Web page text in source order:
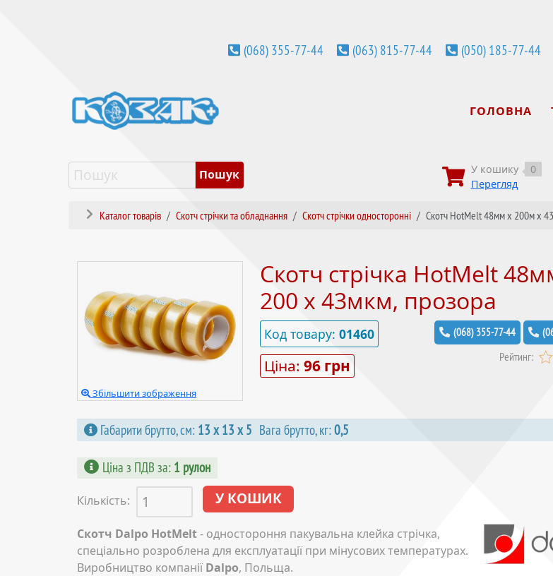
(068) 355-77-44 (063) 815-77-44 (050) 185-77-44
ГОЛОВНА
У кошику
0
Перегляд
Каталог товарів Скотч стрічки та обладнання Скотч стрічки односторонні Скотч HotMelt 48мм х 200м х
Збільшити зображення
Скотч стрічка HotMelt
200 х 43мкм, прозора
(068) 355-77-44
Рейтинг:
Код товару:01460
Ціна:96 грн
Габарити брутто, см: 13 х 13 х 5 Вага брутто, кг:0,5
Ціна з ПДВ за: 1 рулон
Кількість:
Скотч Dalpo HotMelt- одностороння пакувальна клейка стрічка,
спеціально розроблена для експлуатації при мінусових температурах.
Виробництво компанії Dalpo, Польща.